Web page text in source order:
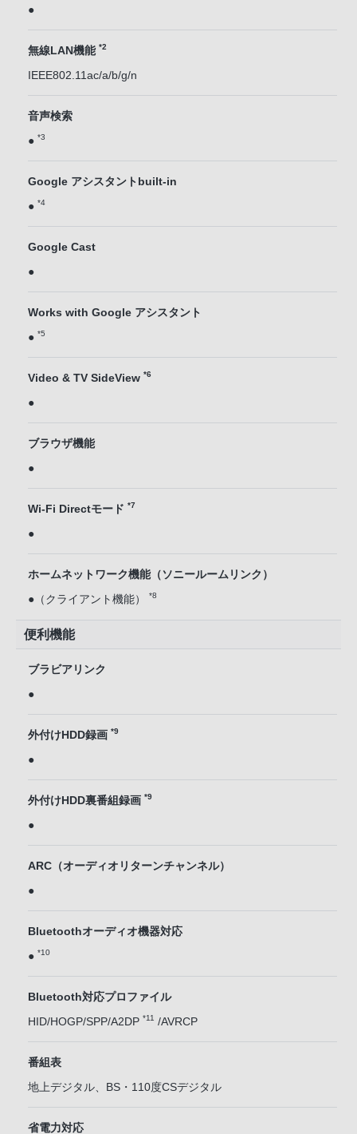
●
無線LAN機能 *2
IEEE802.11ac/a/b/g/n
音声検索
● *3
Google アシスタントbuilt-in
● *4
Google Cast
●
Works with Google アシスタント
● *5
Video & TV SideView *6
●
ブラウザ機能
●
Wi-Fi Directモード *7
●
ホームネットワーク機能（ソニールームリンク）
●（クライアント機能） *8
便利機能
ブラビアリンク
●
外付けHDD録画 *9
●
外付けHDD裏番組録画 *9
●
ARC（オーディオリターンチャンネル）
●
Bluetoothオーディオ機器対応
● *10
Bluetooth対応プロファイル
HID/HOGP/SPP/A2DP *11 /AVRCP
番組表
地上デジタル、BS・110度CSデジタル
省電力対応